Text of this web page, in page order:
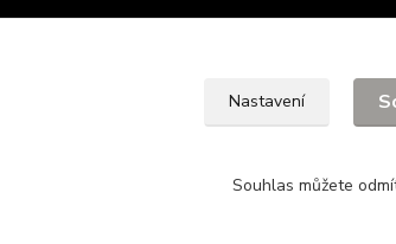
Nastavení
Souhlas můžete